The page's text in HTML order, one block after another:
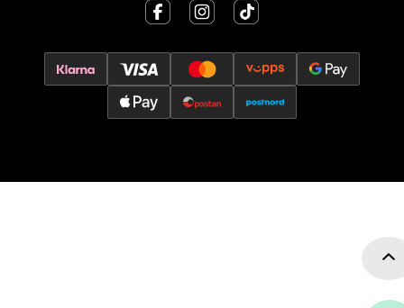
Vitaminveien 7 - 9, 0485 Oslo
0 i butikk